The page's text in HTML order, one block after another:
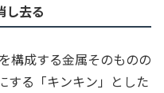
し去る
構成する金属そのものの
する「キンキン」とした